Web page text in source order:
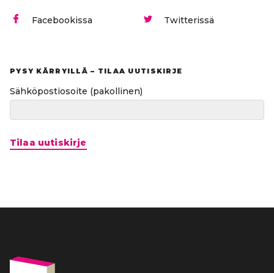
Facebookissa Twitterissä
PYSY KÄRRYILLÄ – TILAA UUTISKIRJE
Sähköpostiosoite (pakollinen)
Tilaa uutiskirje